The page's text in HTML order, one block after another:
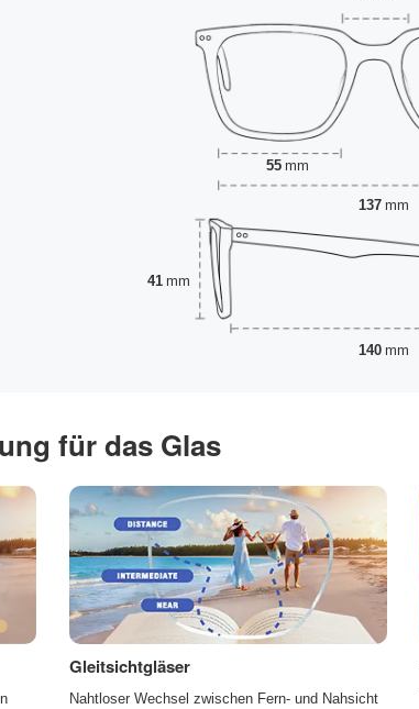
55 mm
41 mm
137 mm
140 mm
für das Glas
Gleitsichtgläser
Nahtloser Wechsel zwischen Fern- und Nahsicht